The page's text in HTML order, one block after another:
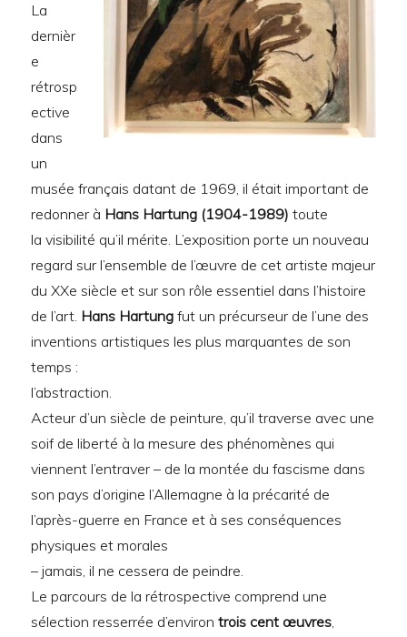
La
dernièr
e
rétrosp
ective
dans
un
musée français datant de 1969, il était important de
redonner à Hans Hartung (1904-1989) toute
la visibilité qu’il mérite. L’exposition porte un nouveau
regard sur l’ensemble de l’œuvre de cet artiste majeur
du XXe siècle et sur son rôle essentiel dans l’histoire
de l’art. Hans Hartung fut un précurseur de l’une des
inventions artistiques les plus marquantes de son
temps :
l’abstraction.
Acteur d’un siècle de peinture, qu’il traverse avec une
soif de liberté à la mesure des phénomènes qui
viennent l’entraver – de la montée du fascisme dans
son pays d’origine l’Allemagne à la précarité de
l’après-guerre en France et à ses conséquences
physiques et morales
– jamais, il ne cessera de peindre.
Le parcours de la rétrospective comprend une
sélection resserrée d’environtrois cent œuvres,